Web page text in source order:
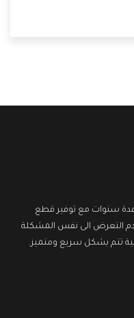
التى تكون من أهم
عدة سنوات مع توفير قطع
التعرض الى نفس المشكلة
تتم بشكل سريع ومتميز.